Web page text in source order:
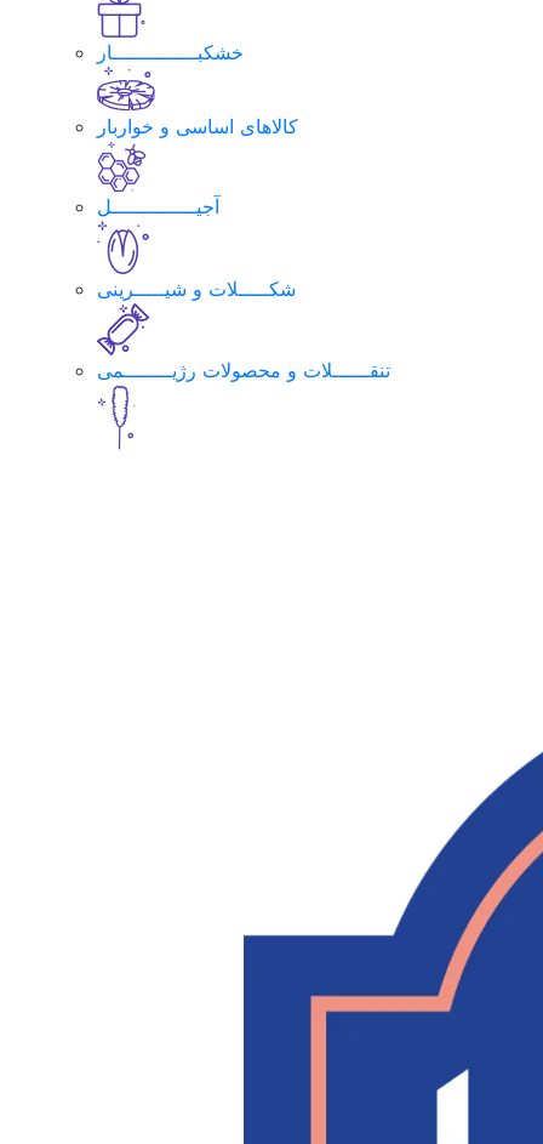
خشکبــــــــــــــار
کالاهای اساسی و خواربار
آجیــــــــــــــل
شکـــــلات و شیـــــرینی
تنقــــــلات و محصولات رژیــــــــمی